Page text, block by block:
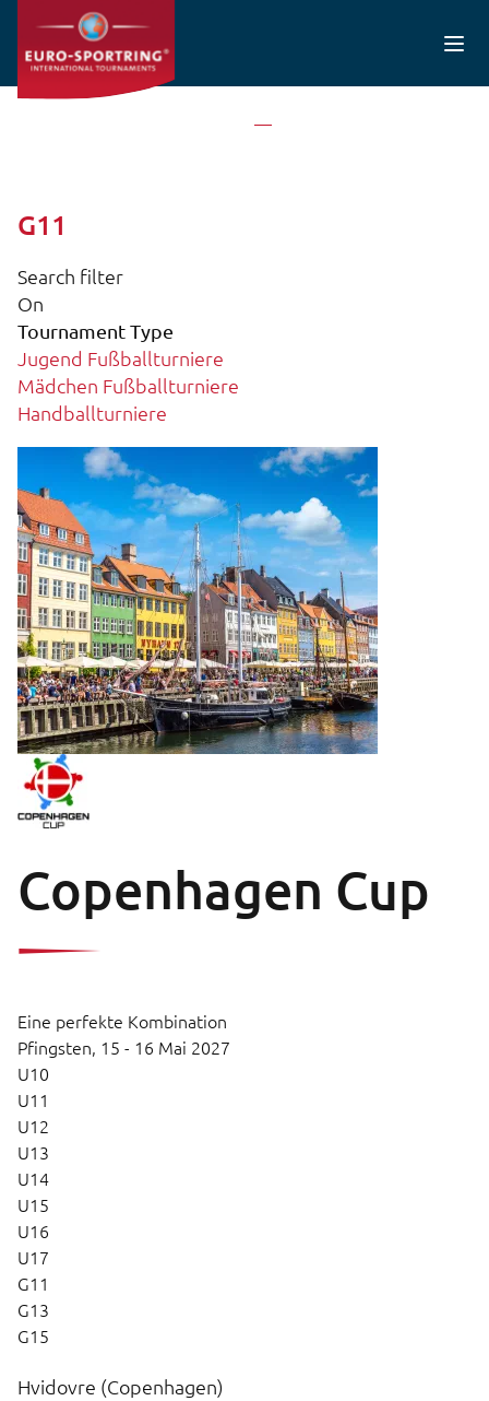
Direkt zum Inhalt
G11
Search filter
On
Tournament Type
Jugend Fußballturniere
Mädchen Fußballturniere
Handballturniere
Copenhagen Cup
Eine perfekte Kombination
Pfingsten, 15 - 16 Mai 2027
U10
U11
U12
U13
U14
U15
U16
U17
G11
G13
G15
Hvidovre (Copenhagen)